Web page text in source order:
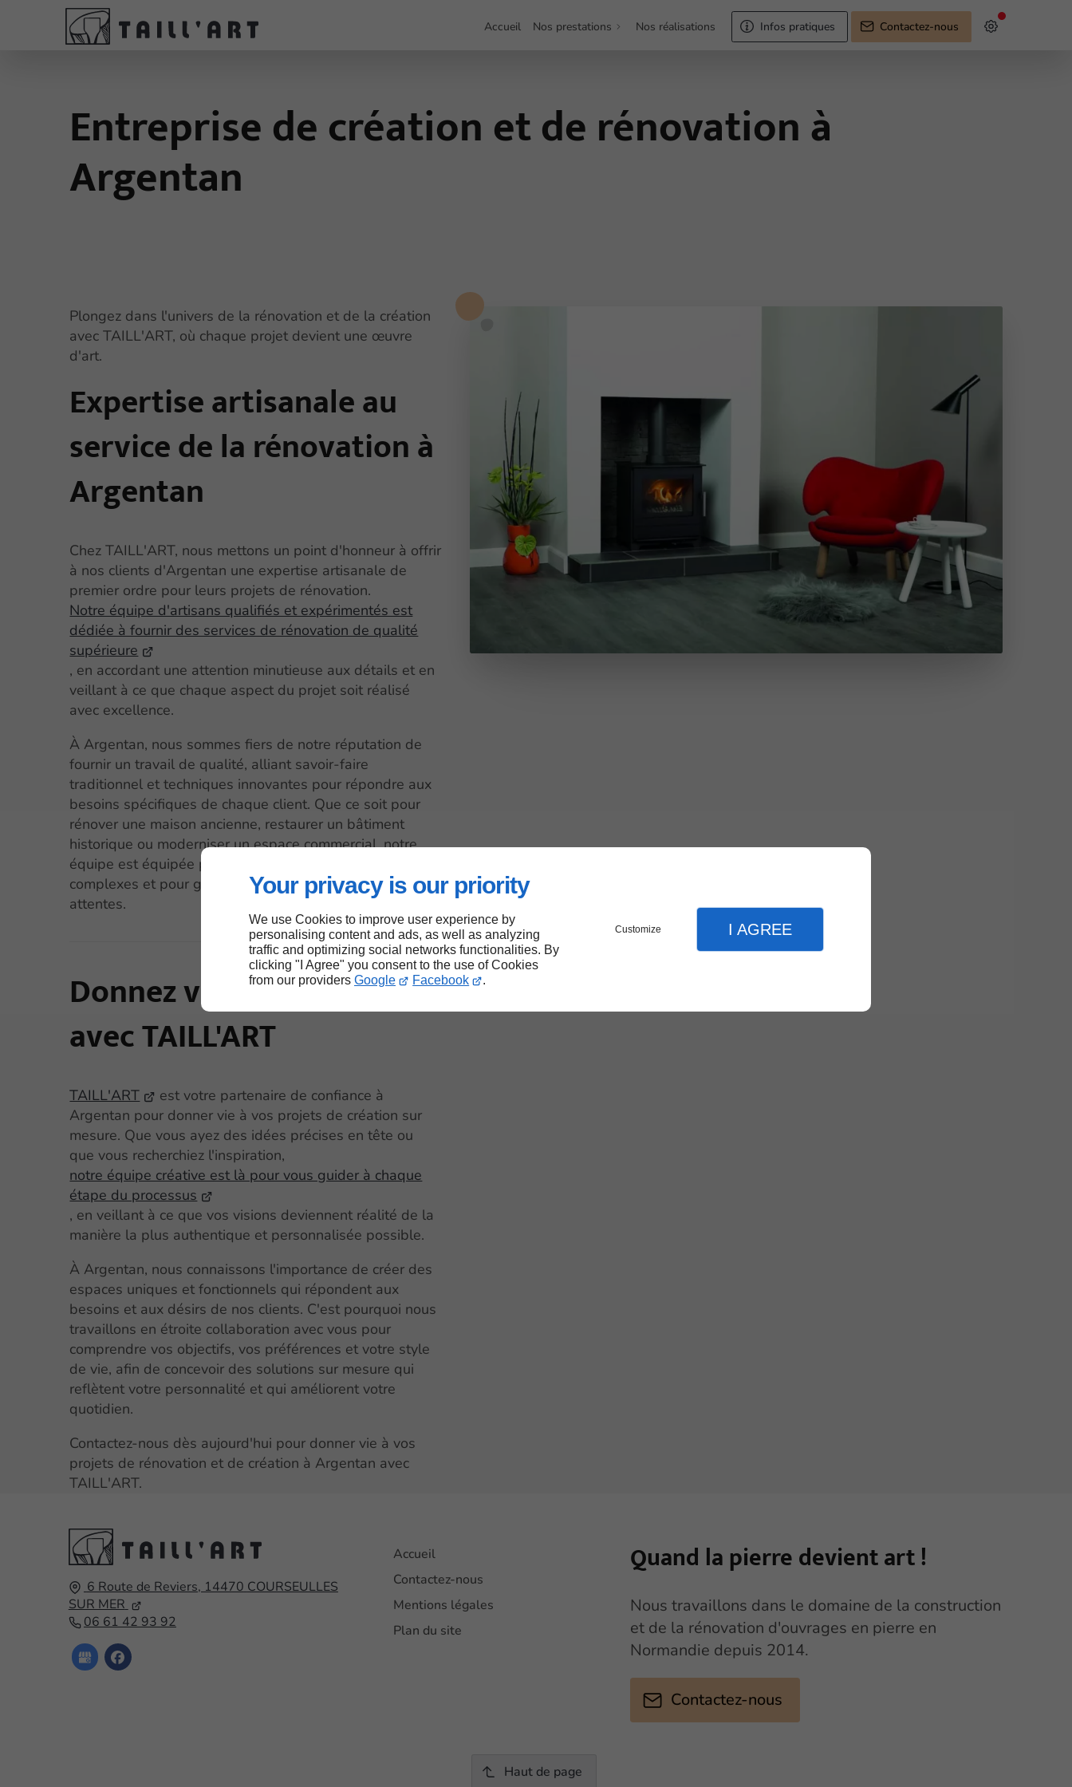
Your privacy is our priority
We use Cookies to improve user experience by
personalising content and ads, as well as analyzing
traffic and optimizing social networks functionalities. By
clicking "I Agree" you consent to the use of Cookies
from our providers Google Facebook .
Customize I AGREE
Accueil Nos prestations Nos réalisations Infos pratiques Contactez-nous
Entreprise de création et de rénovation à
Argentan
Plongez dans l'univers de la rénovation et de la création
avec TAILL'ART, où chaque projet devient une œuvre
d'art.
Expertise artisanale au
service de la rénovation à
Argentan
Chez TAILL'ART, nous mettons un point d'honneur à offrir
à nos clients d'Argentan une expertise artisanale de
premier ordre pour leurs projets de rénovation.
Notre équipe d'artisans qualifiés et expérimentés est
dédiée à fournir des services de rénovation de qualité
supérieure
, en accordant une attention minutieuse aux détails et en
veillant à ce que chaque aspect du projet soit réalisé
avec excellence.
À Argentan, nous sommes fiers de notre réputation de
fournir un travail de qualité, alliant savoir-faire
traditionnel et techniques innovantes pour répondre aux
besoins spécifiques de chaque client. Que ce soit pour
rénover une maison ancienne, restaurer un bâtiment
historique ou moderniser un espace commercial, notre
équipe est équipée pour relever les défis les plus
complexes et pour garantir des résultats à la hauteur des
attentes.
Donnez vie à vos projets
avec TAILL'ART
TAILL'ART
est votre partenaire de confiance à
Argentan pour donner vie à vos projets de création sur
mesure. Que vous ayez des idées précises en tête ou
que vous recherchiez l'inspiration,
notre équipe créative est là pour vous guider à chaque
étape du processus
, en veillant à ce que vos visions deviennent réalité de la
manière la plus authentique et personnalisée possible.
À Argentan, nous connaissons l'importance de créer des
espaces uniques et fonctionnels qui répondent aux
besoins et aux désirs de nos clients. C'est pourquoi nous
travaillons en étroite collaboration avec vous pour
comprendre vos objectifs, vos préférences et votre style
de vie, afin de concevoir des solutions sur mesure qui
reflètent votre personnalité et qui améliorent votre
quotidien.
Contactez-nous dès aujourd'hui pour donner vie à vos
projets de rénovation et de création à Argentan avec
TAILL'ART.
6 Route de Reviers,14470COURSEULLES
SUR MER
06 61 42 93 92
Accueil
Contactez-nous
Mentions légales
Plan du site
Quand la pierredevient art !
Nous travaillons dans le domaine de la construction
et de la rénovation d'ouvrages en pierre en
Normandie depuis 2014.
Contactez-nous
Haut de page